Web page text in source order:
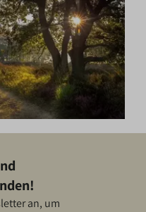
an, um